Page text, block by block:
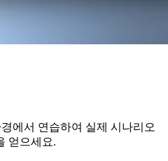
에서 연습하여 실제 시나리오
얻으세요.